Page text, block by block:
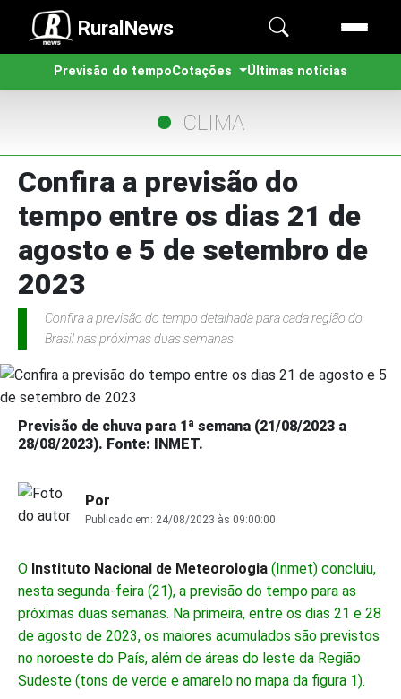
RuralNews
Previsão do tempoCotações Últimas notícias
CLIMA
Confira a previsão do
tempo entre os dias 21 de
agosto e 5 de setembro de
2023
Confira a previsão do tempo detalhada para cada região do
Brasil nas próximas duas semanas
Previsão de chuva para 1ª semana (21/08/2023 a
28/08/2023). Fonte: INMET.
Por
Publicado em: 24/08/2023 às 09:00:00
O Instituto Nacional de Meteorologia (Inmet) concluiu,
nesta segunda-feira (21), a previsão do tempo para as
próximas duas semanas. Na primeira, entre os dias 21 e 28
de agosto de 2023, os maiores acumulados são previstos
no noroeste do País, além de áreas do leste da Região
Sudeste (tons de verde e amarelo no mapa da figura 1).